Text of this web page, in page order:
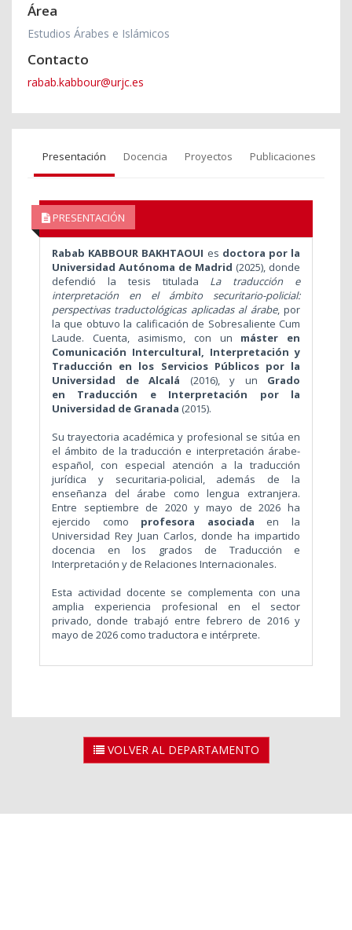
Área
Estudios Árabes e Islámicos
Contacto
rabab.kabbour@urjc.es
Presentación Docencia Proyectos Publicaciones
PRESENTACIÓN
Rabab KABBOUR BAKHTAOUI es doctora por la
Universidad Autónoma de Madrid (2025), donde
defendió la tesis titulada La traducción e
interpretación en el ámbito securitario-policial:
perspectivas traductológicas aplicadas al árabe, por
la que obtuvo la calificación de Sobresaliente Cum
Laude. Cuenta, asimismo, con un máster en
Comunicación Intercultural, Interpretación y
Traducción en los Servicios Públicos por la
Universidad de Alcalá (2016), y un Grado
en Traducción e Interpretación por la
Universidad de Granada (2015).
Su trayectoria académica y profesional se sitúa en
el ámbito de la traducción e interpretación árabe-
español, con especial atención a la traducción
jurídica y securitaria-policial, además de la
enseñanza del árabe como lengua extranjera.
Entre septiembre de 2020 y mayo de 2026 ha
ejercido como profesora asociada en la
Universidad Rey Juan Carlos, donde ha impartido
docencia en los grados de Traducción e
Interpretación y de Relaciones Internacionales.
Esta actividad docente se complementa con una
amplia experiencia profesional en el sector
privado, donde trabajó entre febrero de 2016 y
mayo de 2026 como traductora e intérprete.
VOLVER AL DEPARTAMENTO